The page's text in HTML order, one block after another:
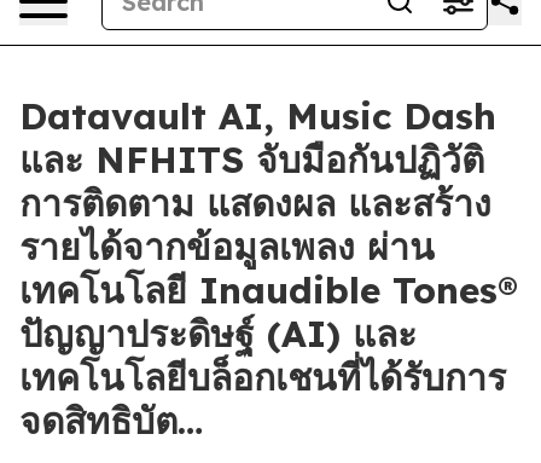
Datavault AI, Music Dash
และ NFHITS จับมือกันปฏิวัติ
การติดตาม แสดงผล และสร้าง
รายได้จากข้อมูลเพลง ผ่าน
เทคโนโลยี Inaudible Tones®
ปัญญาประดิษฐ์ (AI) และ
เทคโนโลยีบล็อกเชนที่ได้รับการ
จดสิทธิบัต…